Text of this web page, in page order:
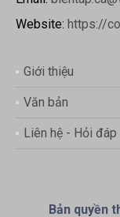
Website: https://
Giới thiệu
Văn bản
Liên hệ - Hỏi đáp
Bản quyền